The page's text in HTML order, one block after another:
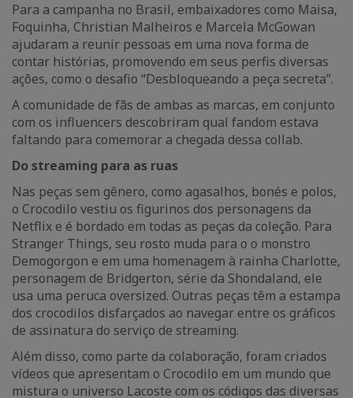
Para a campanha no Brasil, embaixadores como Maisa,
Foquinha, Christian Malheiros e Marcela McGowan
ajudaram a reunir pessoas em uma nova forma de
contar histórias, promovendo em seus perfis diversas
ações, como o desafio “Desbloqueando a peça secreta”.
A comunidade de fãs de ambas as marcas, em conjunto
com os influencers descobriram qual fandom estava
faltando para comemorar a chegada dessa collab.
Do streaming para as ruas
Nas peças sem gênero, como agasalhos, bonés e polos,
o Crocodilo vestiu os figurinos dos personagens da
Netflix e é bordado em todas as peças da coleção. Para
Stranger Things, seu rosto muda para o o monstro
Demogorgon e em uma homenagem à rainha Charlotte,
personagem de Bridgerton, série da Shondaland, ele
usa uma peruca oversized. Outras peças têm a estampa
dos crocodilos disfarçados ao navegar entre os gráficos
de assinatura do serviço de streaming.
Além disso, como parte da colaboração, foram criados
vídeos que apresentam o Crocodilo em um mundo que
mistura o universo Lacoste com os códigos das diversas